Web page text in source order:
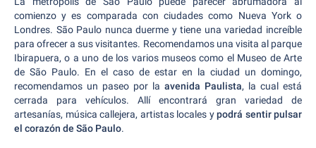
comienzo y es comparada con ciudades como Nueva York o
Londres. São Paulo nunca duerme y tiene una variedad increíble
para ofrecer a sus visitantes. Recomendamos una visita al parque
Ibirapuera, o a uno de los varios museos como el Museo de Arte
de São Paulo. En el caso de estar en la ciudad un domingo,
recomendamos un paseo por la avenida Paulista, la cual está
cerrada para vehículos. Allí encontrará gran variedad de
artesanías, música callejera, artistas locales ypodrá sentir pulsar
el corazón de São Paulo.